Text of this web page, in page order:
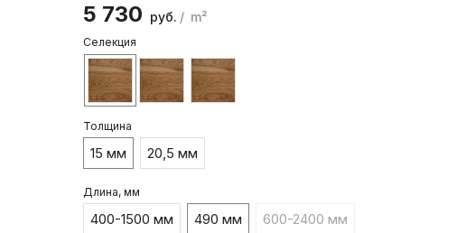
5 730 руб. / m²
Селекция
Толщина
15 мм 20,5 мм
Длина, мм
400-1500 мм 490 мм 600-2400 мм